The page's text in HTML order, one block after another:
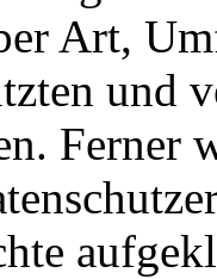
Art,
und
Ferner